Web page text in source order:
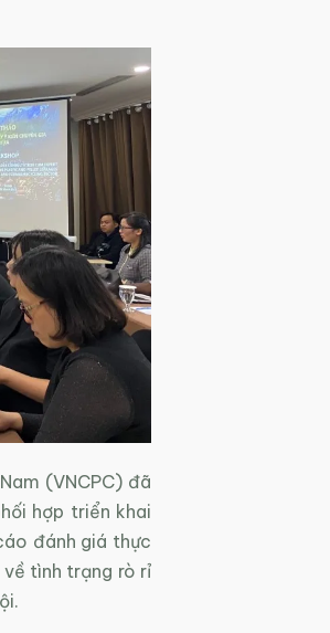
(VNCPC) đã
hợp triển khai
đánh giá thực
tình trạng rò rỉ